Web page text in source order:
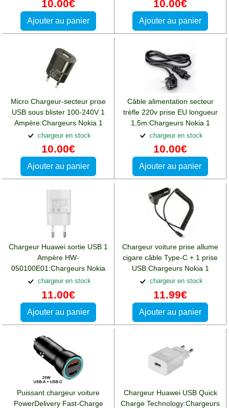
10.00€
Ajouter au panier
10.00€
Ajouter au panier
Micro Chargeur-secteur prise
USB sous blister 100-240V 1
Ampère:Chargeurs Nokia 1
chargeur en stock
10.00€
Ajouter au panier
Câble alimentation secteur
trèfle 220v prise EU longueur
1,5m:Chargeurs Nokia 1
chargeur en stock
10.00€
Ajouter au panier
Chargeur Huawei sortie USB 1
Ampère HW-
050100E01:Chargeurs Nokia
1
chargeur en stock
11.00€
Ajouter au panier
Chargeur voiture prise allume
cigare câble Type-C + 1 prise
USB:Chargeurs Nokia 1
chargeur en stock
11.99€
Ajouter au panier
Puissant chargeur voiture
PowerDelivery Fast-Charge
Chargeur Huawei USB Quick
Charge Technology:Chargeurs